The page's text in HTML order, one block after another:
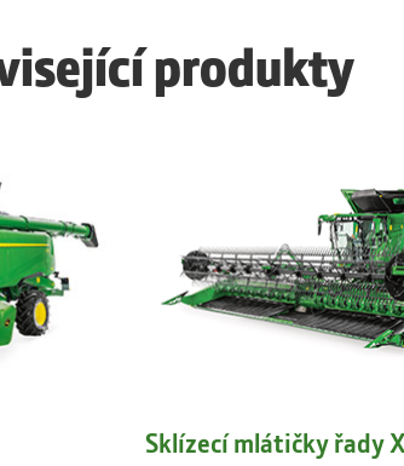
produkty
Sklízecí mlátičky řady